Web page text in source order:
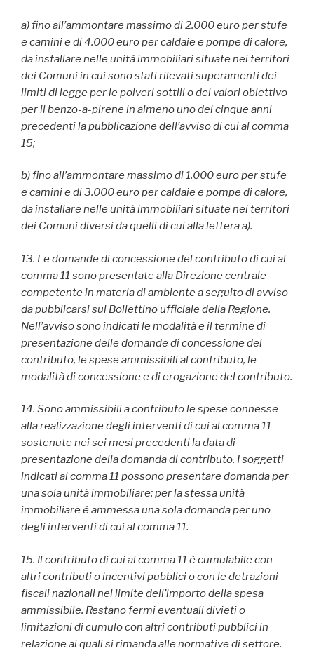
a) fino all’ammontare massimo di 2.000 euro per stufe
e camini e di 4.000 euro per caldaie e pompe di calore,
da installare nelle unità immobiliari situate nei territori
dei Comuni in cui sono stati rilevati superamenti dei
limiti di legge per le polveri sottili o dei valori obiettivo
per il benzo-a-pirene in almeno uno dei cinque anni
precedenti la pubblicazione dell’avviso di cui al comma
15;
b) fino all’ammontare massimo di 1.000 euro per stufe
e camini e di 3.000 euro per caldaie e pompe di calore,
da installare nelle unità immobiliari situate nei territori
dei Comuni diversi da quelli di cui alla lettera a).
13. Le domande di concessione del contributo di cui al
comma 11 sono presentate alla Direzione centrale
competente in materia di ambiente a seguito di avviso
da pubblicarsi sul Bollettino ufficiale della Regione.
Nell’avviso sono indicati le modalità e il termine di
presentazione delle domande di concessione del
contributo, le spese ammissibili al contributo, le
modalità di concessione e di erogazione del contributo.
14. Sono ammissibili a contributo le spese connesse
alla realizzazione degli interventi di cui al comma 11
sostenute nei sei mesi precedenti la data di
presentazione della domanda di contributo. I soggetti
indicati al comma 11 possono presentare domanda per
una sola unità immobiliare; per la stessa unità
immobiliare è ammessa una sola domanda per uno
degli interventi di cui al comma 11.
15. Il contributo di cui al comma 11 è cumulabile con
altri contributi o incentivi pubblici o con le detrazioni
fiscali nazionali nel limite dell’importo della spesa
ammissibile. Restano fermi eventuali divieti o
limitazioni di cumulo con altri contributi pubblici in
relazione ai quali si rimanda alle normative di settore.